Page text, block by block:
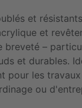
et résistants
et
breveté –
et durables.
pour les
ou